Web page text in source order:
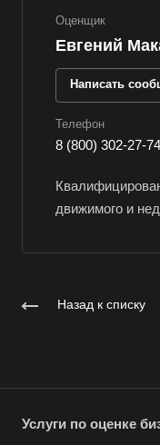
Оценщик
Евгений
Написать
Телефон
8 (800) 302-27-74
движимого и
Назад к списку
Услуги по оценке
Волжск
Вологда
Волоколамск
Волосово
Волхов
Воронеж
Всеволожск